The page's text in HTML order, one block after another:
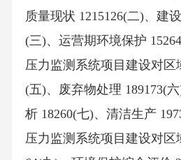
质量现状 1215126(二)、建
(三)、运营期环境保护
压力监测系统项目建设对区
(五)、废弃物处理 189173(
析 18260(七)、清洁生产
压力监测系统项目建设对区